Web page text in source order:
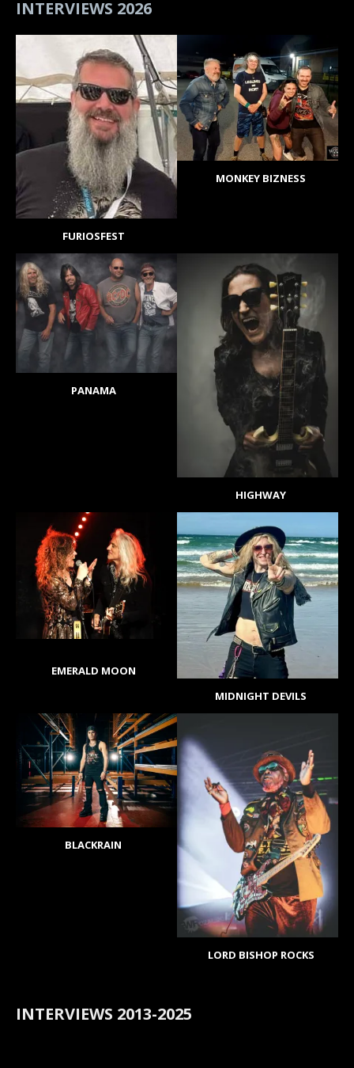
INTERVIEWS 2026
FURIOSFEST
MONKEY BIZNESS
PANAMA
HIGHWAY
EMERALD MOON
MIDNIGHT DEVILS
BLACKRAIN
LORD BISHOP ROCKS
INTERVIEWS 2013-2025